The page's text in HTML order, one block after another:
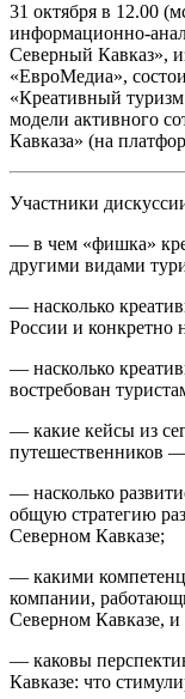
31 октября в 12.00
информационно-
Северный Кавказ»,
«ЕвроМедиа»,
«Креативный
модели активного
Кавказа» (на
Участники
— в чем «фишка»
другими видами
— насколько
России и конкретно
— насколько
востребован
— какие кейсы из
путешественников
— насколько
общую стратегию
Северном Кавказе;
— какими
компании,
Северном Кавказе,
— каковы
Кавказе: что